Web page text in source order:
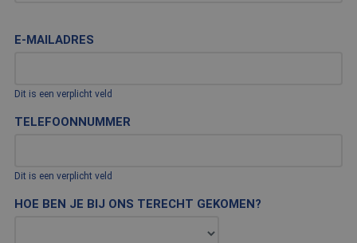
E-MAILADRES
Dit is een verplicht veld
TELEFOONNUMMER
Dit is een verplicht veld
HOE BEN JE BIJ ONS TERECHT GEKOMEN?